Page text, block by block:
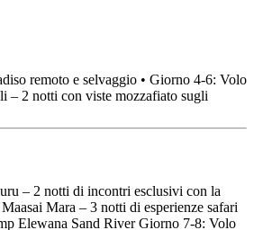
remoto e selvaggio • Giorno 4-6: Volo
– 2 notti con viste mozzafiato sugli
– 2 notti di incontri esclusivi con la
Mara – 3 notti di esperienze safari
Elewana Sand River Giorno 7-8: Volo